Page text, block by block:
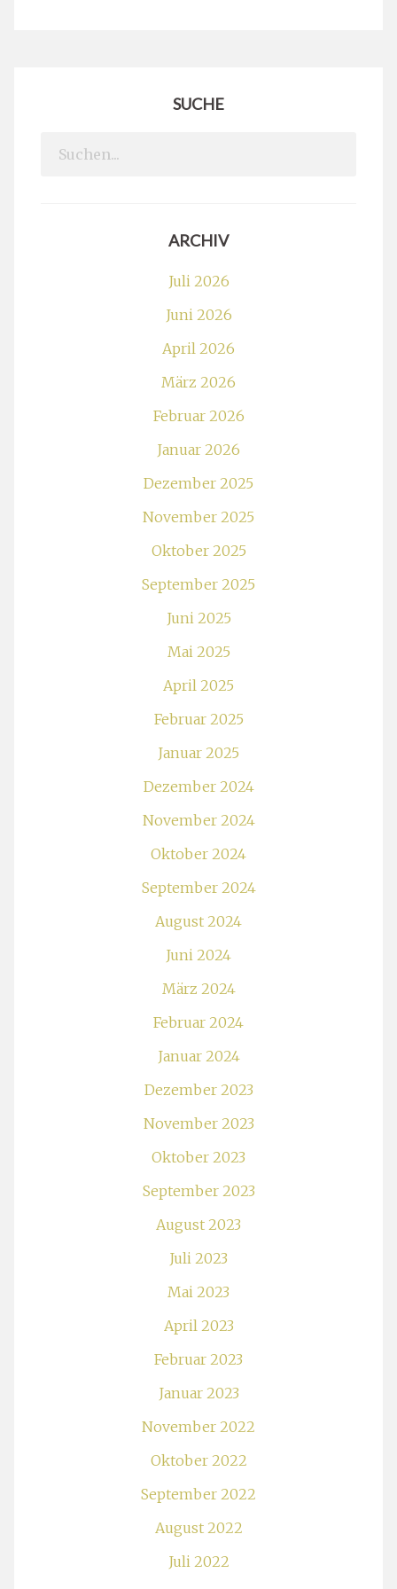
SUCHE
Search
ARCHIV
Juli 2026
Juni 2026
April 2026
März 2026
Februar 2026
Januar 2026
Dezember 2025
November 2025
Oktober 2025
September 2025
Juni 2025
Mai 2025
April 2025
Februar 2025
Januar 2025
Dezember 2024
November 2024
Oktober 2024
September 2024
August 2024
Juni 2024
März 2024
Februar 2024
Januar 2024
Dezember 2023
November 2023
Oktober 2023
September 2023
August 2023
Juli 2023
Mai 2023
April 2023
Februar 2023
Januar 2023
November 2022
Oktober 2022
September 2022
August 2022
Juli 2022